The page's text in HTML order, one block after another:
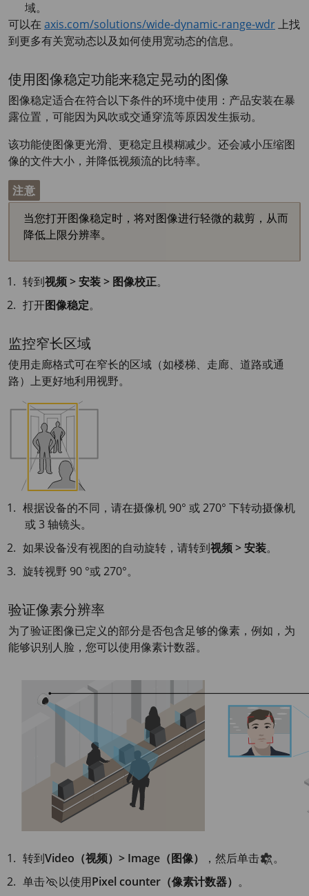
域。
可以在 axis.com/solutions/wide-dynamic-range-wdr上找
到更多有关宽动态以及如何使用宽动态的信息。
使用图像稳定功能来稳定晃动的图像
图像稳定适合在符合以下条件的环境中使用：产品安装在暴
露位置，可能因为风吹或交通穿流等原因发生振动。
该功能使图像更光滑、更稳定且模糊减少。还会减小压缩图
像的文件大小，并降低视频流的比特率。
注意
当您打开图像稳定时，将对图像进行轻微的裁剪，从而
降低上限分辨率。
转到视频 > 安装 > 图像校正。
打开图像稳定。
监控窄长区域
使用走廊格式可在窄长的区域（如楼梯、走廊、道路或通
路）上更好地利用视野。
根据设备的不同，请在摄像机 90° 或 270° 下转动摄像机
或 3 轴镜头。
如果设备没有视图的自动旋转，请转到视频 > 安装。
旋转视野 90 °或 270°。
验证像素分辨率
为了验证图像已定义的部分是否包含足够的像素，例如，为
能够识别人脸，您可以使用像素计数器。
转到Video（视频）> Image（图像） ，然后单击
。
单击
以使用Pixel counter（像素计数器） 。